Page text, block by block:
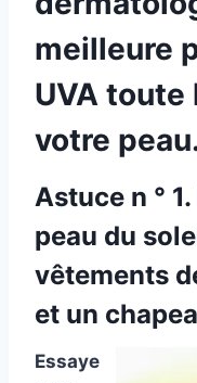
meilleure
UVA toute
votre
Astuce n °
peau du
vêtements
et un
Essaye